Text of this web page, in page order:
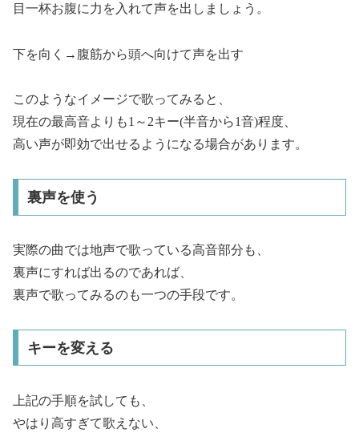
目一杯お腹に力を入れて声を出しましょう。
下を向く→腹筋から頭へ向けて声を出す
このようなイメージで歌ってみると、
現在の最高音よりも1～2キー(半音から1音)程度、
高い声が即効で出せるようになる場合があります。
裏声を使う
実際の曲では地声で歌っている高音部分も、
裏声にすれば出るのであれば、
裏声で歌ってみるのも一つの手段です。
キーを変える
上記の手順を試しても、
やはり高すぎて歌えない、